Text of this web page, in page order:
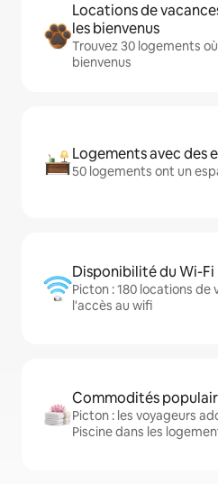
Locations de
les bienvenus
Trouvez 30 logements
bienvenus
Logements avec des
50 logements ont un
Disponibilité du Wi-Fi
Picton : 180 locations
l'accès au wifi
Commodités
Picton : les voyageurs
Piscine dans les